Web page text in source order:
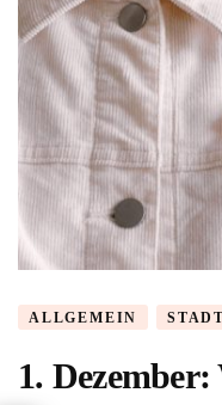
ALLGEMEIN STADT
1.